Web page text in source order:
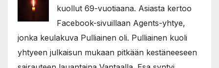
kuollut 69-vuotiaana. Asiasta kertoo
Facebook-sivuillaan Agents-yhtye,
jonka keulakuva Pulliainen oli. Pulliainen kuoli
yhtyeen julkaisun mukaan pitkään kestäneeseen